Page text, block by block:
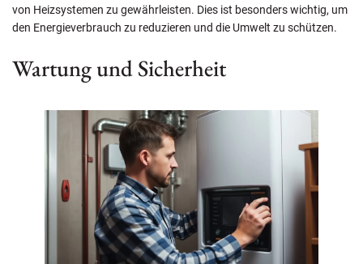
von Heizsystemen zu gewährleisten. Dies ist besonders wichtig, um
den Energieverbrauch zu reduzieren und die Umwelt zu schützen.
Wartung und Sicherheit